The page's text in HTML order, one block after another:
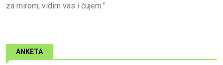
za mirom, vidim vas i čujem."
ANKETA